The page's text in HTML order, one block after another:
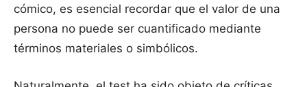
cómico, es esencial recordar que el valor de una
persona no puede ser cuantificado mediante
términos materiales o simbólicos.